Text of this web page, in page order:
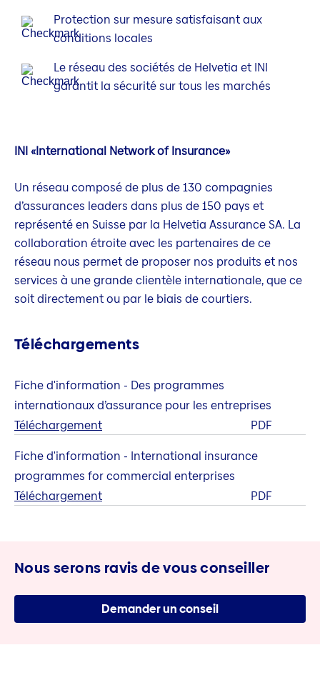
Protection sur mesure satisfaisant aux
conditions locales
Le réseau des sociétés de Helvetia et INI
garantit la sécurité sur tous les marchés
INI «International Network of Insurance»
Un réseau composé de plus de 130 compagnies
d’assurances leaders dans plus de 150 pays et
représenté en Suisse par la Helvetia Assurance SA. La
collaboration étroite avec les partenaires de ce
réseau nous permet de proposer nos produits et nos
services à une grande clientèle internationale, que ce
soit directement ou par le biais de courtiers.
Téléchargements
Fiche d'information - Des programmes
internationaux d’assurance pour les entreprises
Téléchargement
PDF
Fiche d'information - International insurance
programmes for commercial enterprises
Téléchargement
PDF
Nous serons ravis de vous conseiller
Demander un conseil